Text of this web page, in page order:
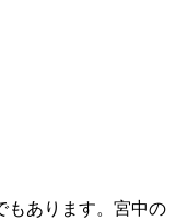
もあります。宮中の